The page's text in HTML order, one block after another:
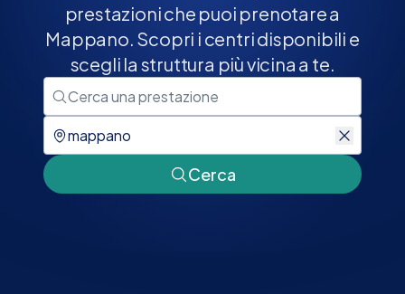
prestazioni che puoi prenotare a
Mappano. Scopri i centri disponibili e
scegli la struttura più vicina a te.
Cerca